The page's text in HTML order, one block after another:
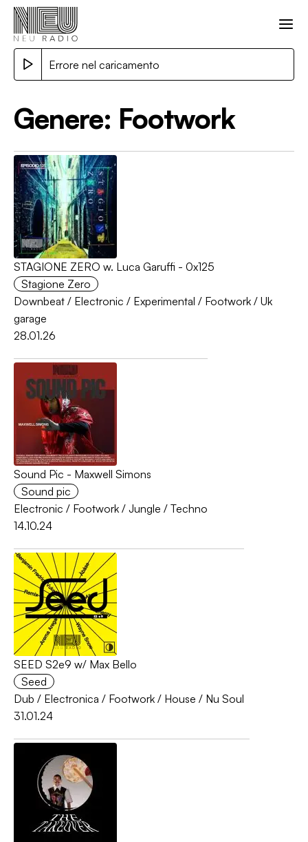
Errore nel caricamento
Genere: Footwork
STAGIONE ZERO w. Luca Garuffi - 0x125
Stagione Zero
Downbeat / Electronic / Experimental / Footwork / Uk
garage
28.01.26
Sound Pic - Maxwell Simons
Sound pic
Electronic / Footwork / Jungle / Techno
14.10.24
SEED S2e9 w/ Max Bello
Seed
Dub / Electronica / Footwork / House / Nu Soul
31.01.24